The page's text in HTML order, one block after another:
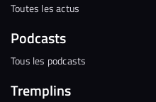
Toutes les actus
Podcasts
Tous les podcasts
Tremplins